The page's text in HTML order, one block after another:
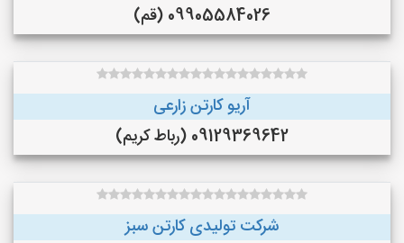
09905584026 (قم)
آریو کارتن زارعی
09129369642 (رباط کریم)
شرکت تولیدی کارتن سبز